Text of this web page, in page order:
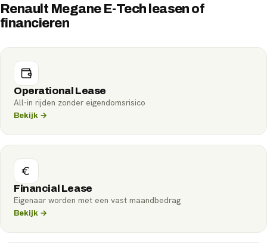
Renault Megane E-Tech leasen of
financieren
Operational Lease
All-in rijden zonder eigendomsrisico
Bekijk →
Financial Lease
Eigenaar worden met een vast maandbedrag
Bekijk →